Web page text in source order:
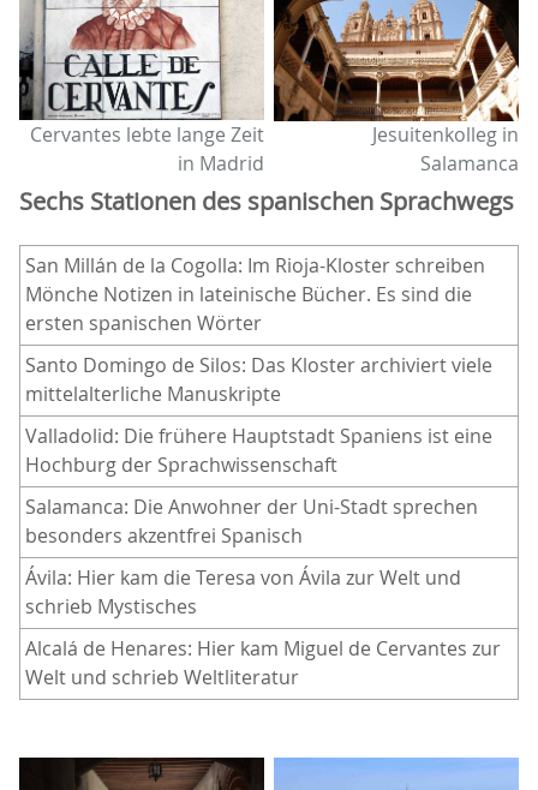
Cervantes lebte lange Zeit
in Madrid
Jesuitenkolleg in
Salamanca
Sechs Stationen des spanischen Sprachwegs
San Millán de la Cogolla: Im Rioja-Kloster schreiben
Mönche Notizen in lateinische Bücher. Es sind die
ersten spanischen Wörter
Santo Domingo de Silos: Das Kloster archiviert viele
mittelalterliche Manuskripte
Valladolid: Die frühere Hauptstadt Spaniens ist eine
Hochburg der Sprachwissenschaft
Salamanca: Die Anwohner der Uni-Stadt sprechen
besonders akzentfrei Spanisch
Ávila: Hier kam die Teresa von Ávila zur Welt und
schrieb Mystisches
Alcalá de Henares: Hier kam Miguel de Cervantes zur
Welt und schrieb Weltliteratur